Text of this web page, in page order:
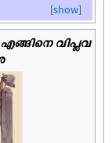
[show]
വിപ്ലവ